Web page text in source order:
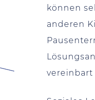
können
anderen
vereinbart